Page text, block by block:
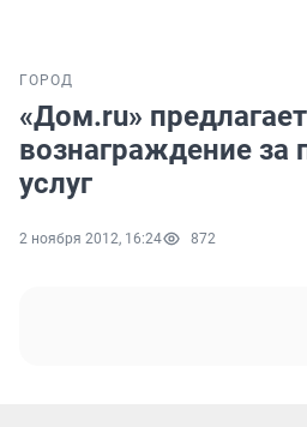
ГОРОД
«Дом.ru» предлагает
вознаграждение за
услуг
2 ноября 2012, 16:24 872